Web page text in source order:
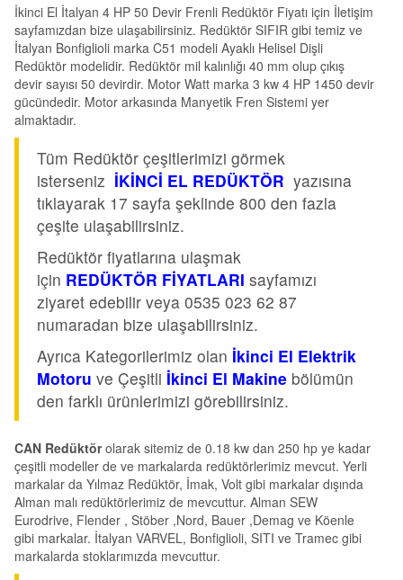
İkinci El İtalyan 4 HP 50 Devir Frenli Redüktör Fiyatı için İletişim
sayfamızdan bize ulaşabilirsiniz. Redüktör SIFIR gibi temiz ve
İtalyan Bonfiglioli marka C51 modeli Ayaklı Helisel Dişli
Redüktör modelidir. Redüktör mil kalınlığı 40 mm olup çıkış
devir sayısı 50 devirdir. Motor Watt marka 3 kw 4 HP 1450 devir
gücündedir. Motor arkasında Manyetik Fren Sistemi yer
almaktadır.
Tüm Redüktör çeşitlerimizi görmek
isterseniz İKİNCİ EL REDÜKTÖR yazısına
tıklayarak 17 sayfa şeklinde 800 den fazla
çeşite ulaşabilirsiniz.
Redüktör fiyatlarına ulaşmak
için REDÜKTÖR FİYATLARI sayfamızı
ziyaret edebilir veya 0535 023 62 87
numaradan bize ulaşabilirsiniz.
Ayrıca Kategorilerimiz olan İkinci El Elektrik
Motoru ve Çeşitli İkinci El Makine bölümün
den farklı ürünlerimizi görebilirsiniz.
CAN Redüktörolarak sitemiz de 0.18 kw dan 250 hp ye kadar
çeşitli modeller de ve markalarda redüktörlerimiz mevcut. Yerli
markalar da Yılmaz Redüktör, İmak, Volt gibi markalar dışında
Alman malı redüktörlerimiz de mevcuttur. Alman SEW
Eurodrive, Flender , Stöber ,Nord, Bauer ,Demag ve Köenle
gibi markalar. İtalyan VARVEL, Bonfiglioli, SITI ve Tramec gibi
markalarda stoklarımızda mevcuttur.